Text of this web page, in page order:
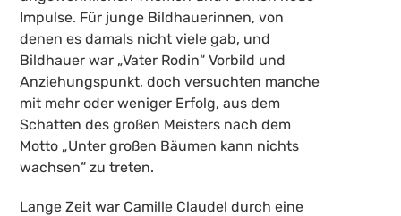
Impulse. Für junge Bildhauerinnen, von
denen es damals nicht viele gab, und
Bildhauer war „Vater Rodin“ Vorbild und
Anziehungspunkt, doch versuchten manche
mit mehr oder weniger Erfolg, aus dem
Schatten des großen Meisters nach dem
Motto „Unter großen Bäumen kann nichts
wachsen“ zu treten.
Lange Zeit war Camille Claudel durch eine